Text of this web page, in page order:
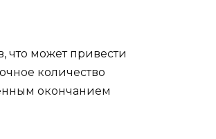
что может привести
количество
окончанием